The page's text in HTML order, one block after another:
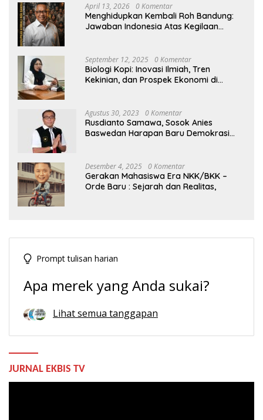
April 13, 2026 0 Komentar
Menghidupkan Kembali Roh Bandung:
Jawaban Indonesia Atas Kegilaan
September 12, 2025 0 Komentar
Biologi Kopi: Inovasi Ilmiah, Tren
Kekinian, dan Prospek Ekonomi di
Agustus 30, 2023 0 Komentar
Rusdianto Samawa, Sosok Anies
Baswedan Harapan Baru Demokrasi
Desember 4, 2025 0 Komentar
Gerakan Mahasiswa Era NKK/BKK –
Orde Baru : Sejarah dan Realitas,
Prompt tulisan harian
Apa merek yang Anda sukai?
Lihat semua tanggapan
JURNAL EKBIS TV